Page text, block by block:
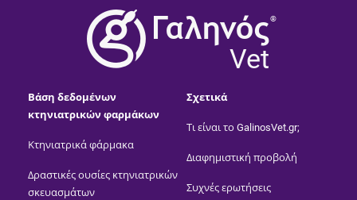
®
Vet
Βάση δεδομένων
κτηνιατρικών φαρμάκων
Κτηνιατρικά φάρμακα
Δραστικές ουσίες κτηνιατρικών
σκευασμάτων
Σχετικά
Τι είναι το GalinosVet.gr;
Διαφημιστική προβολή
Συχνές ερωτήσεις